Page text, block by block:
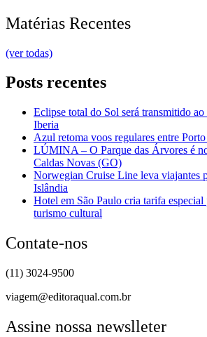
Matérias Recentes
(ver todas)
Posts recentes
Eclipse total do Sol será transmitido
Iberia
Azul retoma voos regulares entre
LÚMINA – O Parque das Árvores é
Caldas Novas (GO)
Norwegian Cruise Line leva viajantes
Islândia
Hotel em São Paulo cria tarifa
turismo cultural
Contate-nos
(11) 3024-9500
viagem@editoraqual.com.br
Assine nossa newslleter